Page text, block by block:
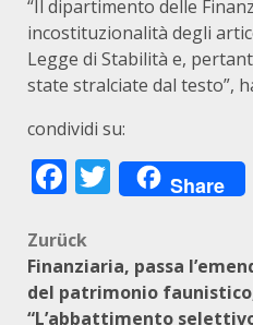
“Il dipartimento delle
incostituzionalità degli
Legge di Stabilità e,
state stralciate dal testo”,
condividi su:
Facebook
Twitter
Share
Zurück
Finanziaria, passa
del patrimonio
“L’abbattimento